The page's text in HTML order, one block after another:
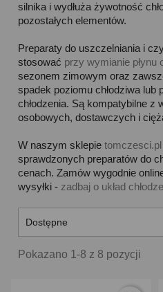
silnika i wydłuża żywotność
pozostałych elementów.
Preparaty do uszczelniania i
stosować przy wymianie płynu
sezonem zimowym oraz
spadek poziomu chłodziwa lub
chłodzenia. Są kompatybilne z
osobowych, dostawczych i
W naszym sklepietomczesci.pl
sprawdzonych preparatów do
cenach. Zamów wygodnie
wysyłki - zadbaj o układ
Dostępne
Pokazano 1-8 z 8 pozycji